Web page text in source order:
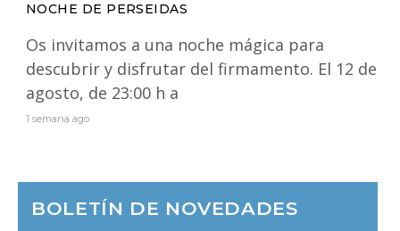
NOCHE DE PERSEIDAS
Os invitamos a una noche mágica para
descubrir y disfrutar del firmamento. El 12 de
agosto, de 23:00 h a
1 semana ago
BOLETÍN DE NOVEDADES